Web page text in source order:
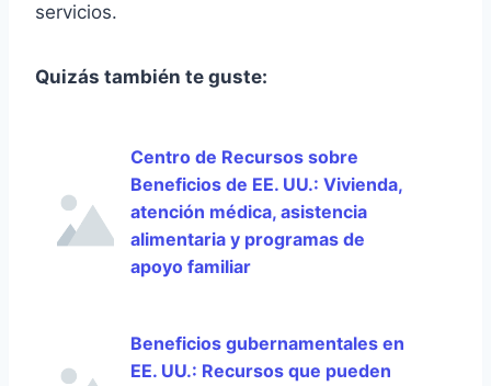
servicios.
Quizás también te guste:
Centro de Recursos sobre
Beneficios de EE. UU.: Vivienda,
atención médica, asistencia
alimentaria y programas de
apoyo familiar
Beneficios gubernamentales en
EE. UU.: Recursos que pueden